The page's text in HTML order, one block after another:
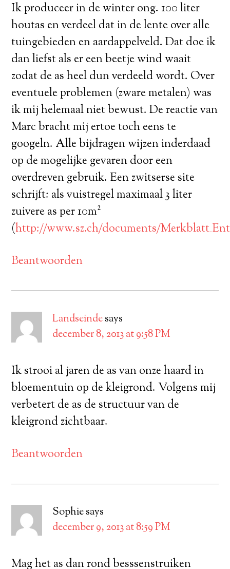
Ik produceer in de winter ong. 100 liter
houtas en verdeel dat in de lente over alle
tuingebieden en aardappelveld. Dat doe ik
dan liefst als er een beetje wind waait
zodat de as heel dun verdeeld wordt. Over
eventuele problemen (zware metalen) was
ik mij helemaal niet bewust. De reactie van
Marc bracht mij ertoe toch eens te
googeln. Alle bijdragen wijzen inderdaad
op de mogelijke gevaren door een
overdreven gebruik. Een zwitserse site
schrijft: als vuistregel maximaal 3 liter
zuivere as per 10m²
(http://www.sz.ch/documents/
Beantwoorden
Landseindesays
december 8, 2013 at 9:58 PM
Ik strooi al jaren de as van onze haard in
bloementuin op de kleigrond. Volgens mij
verbetert de as de structuur van de
kleigrond zichtbaar.
Beantwoorden
Sophiesays
december 9, 2013 at 8:59 PM
Mag het as dan rond besssenstruiken